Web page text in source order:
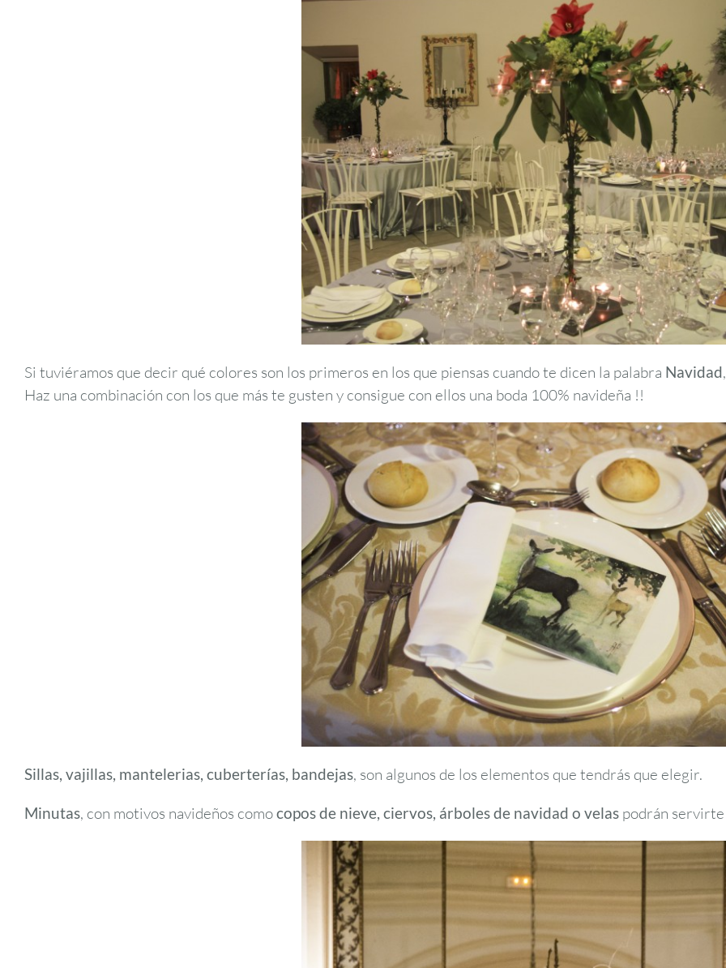
Si tuviéramos que decir qué colores son los primeros en los que piensas cuando te dicen la palabra Navidad
Haz una combinación con los que más te gusten y consigue con ellos una boda 100% navideña !!
Sillas, vajillas, mantelerias, cuberterías, bandejas, son algunos de los elementos que tendrás que elegir.
Minutas, con motivos navideños comocopos de nieve, ciervos, árboles de navidad o velas podrán